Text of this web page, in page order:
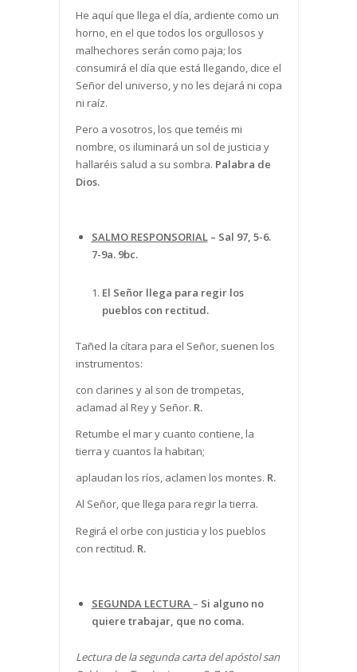
He aquí que llega el día, ardiente como un
horno, en el que todos los orgullosos y
malhechores serán como paja; los
consumirá el día que está llegando, dice el
Señor del universo, y no les dejará ni copa
ni raíz.
Pero a vosotros, los que teméis mi
nombre, os iluminará un sol de justicia y
hallaréis salud a su sombra. Palabra de
Dios.
SALMO RESPONSORIAL– Sal 97, 5-6.
7-9a. 9bc.
El Señor llega para regir los
pueblos con rectitud.
Tañed la cítara para el Señor, suenen los
instrumentos:
con clarines y al son de trompetas,
aclamad al Rey y Señor. R.
Retumbe el mar y cuanto contiene, la
tierra y cuantos la habitan;
aplaudan los ríos, aclamen los montes. R.
Al Señor, que llega para regir la tierra.
Regirá el orbe con justicia y los pueblos
con rectitud. R.
SEGUNDA LECTURA– Si alguno no
quiere trabajar, que no coma.
Lectura de la segunda carta del apóstol san